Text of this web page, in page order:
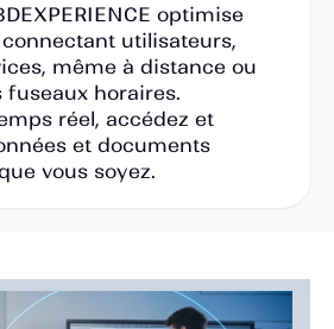
optimise
utilisateurs,
même à distance ou
horaires.
réel, accédez et
et documents
vous soyez.